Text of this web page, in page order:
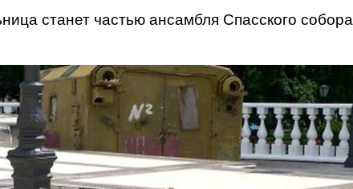
станет частью ансамбля Спасского собора